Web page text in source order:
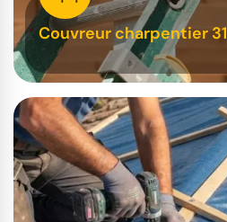
Couvreur charpentier 31